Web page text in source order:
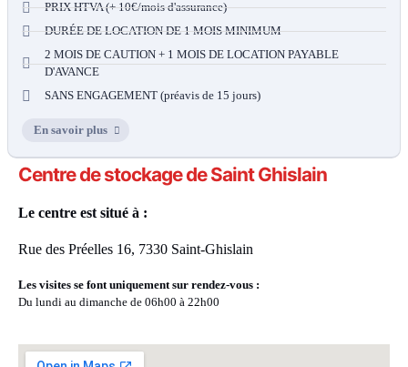
PRIX HTVA (+ 10€/mois d'assurance)
DURÉE DE LOCATION DE 1 MOIS MINIMUM
2 MOIS DE CAUTION + 1 MOIS DE LOCATION PAYABLE
D'AVANCE
SANS ENGAGEMENT (préavis de 15 jours)
En savoir plus
Centre de stockage de Saint Ghislain
Le centre est situé à :
Rue des Préelles 16, 7330 Saint-Ghislain
Les visites se font uniquement sur rendez-vous :
Du lundi au dimanche de 06h00 à 22h00